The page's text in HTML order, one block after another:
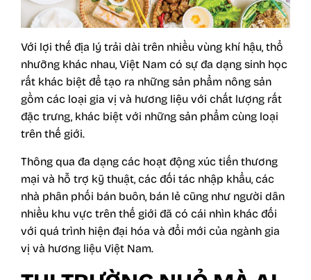
Với lợi thế địa lý trải dài trên nhiều vùng khí hậu, thổ
nhưỡng khác nhau, Việt Nam có sự đa dạng sinh học
rất khác biệt để tạo ra những sản phẩm nông sản
gồm các loại gia vị và hương liệu với chất lượng rất
đặc trưng, khác biệt với những sản phẩm cùng loại
trên thế giới.
Thông qua đa dạng các hoạt động xúc tiến thương
mại và hỗ trợ kỹ thuật, các đối tác nhập khẩu, các
nhà phân phối bán buôn, bán lẻ cũng như người dân
nhiều khu vực trên thế giới đã có cái nhìn khác đối
với quá trình hiện đại hóa và đổi mới của ngành gia
vị và hương liệu Việt Nam.